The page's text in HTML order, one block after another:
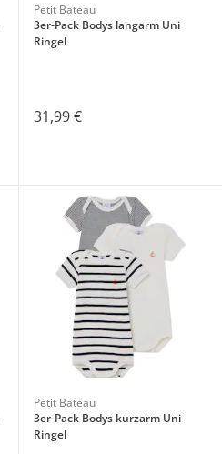
Petit Bateau
3er-Pack Bodys langarm Uni
Ringel
31,99 €
Petit Bateau
3er-Pack Bodys kurzarm Uni
Ringel